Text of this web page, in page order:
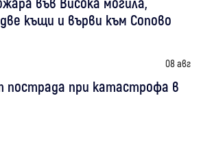
къщи и върви към Сопово
08 авг
при катастрофа в